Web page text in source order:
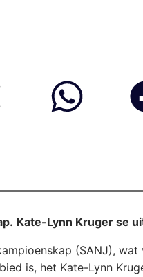
Kate-Lynn Kruger se
(SANJ),
is, het Kate-Lynn